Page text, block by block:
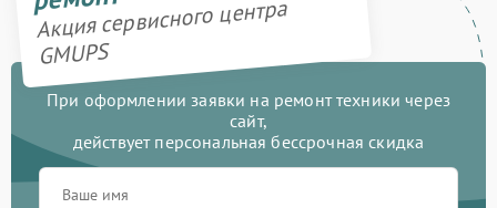
Акция сервисного центра
GMUPS
При оформлении заявки на ремонт техники через
сайт,
действует персональная бессрочная скидка